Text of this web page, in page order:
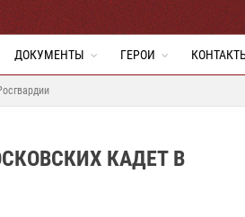
ДОКУМЕНТЫ ГЕРОИ
КАДЕТ В